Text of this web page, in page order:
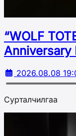
“WOLF
Аnniversary
2026.08.08
Сурталчилгаа